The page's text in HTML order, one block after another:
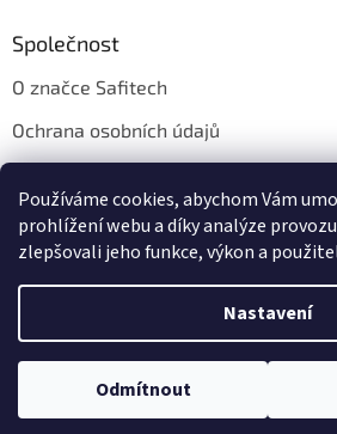
Používáme cookies, abychom Vám
prohlížení webu a díky analýze
zlepšovali jeho funkce, výkon a
Nastavení
Odmítnout
Společnost
O značce Safitech
Ochrana osobních údajů
Kontakt
Vytvořil Shoptet
Copyright 2026Safitech.cz .